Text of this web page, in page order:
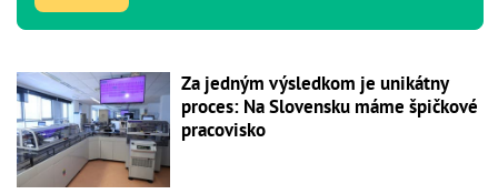
Za jedným výsledkom je unikátny
proces: Na Slovensku máme špičkové
pracovisko